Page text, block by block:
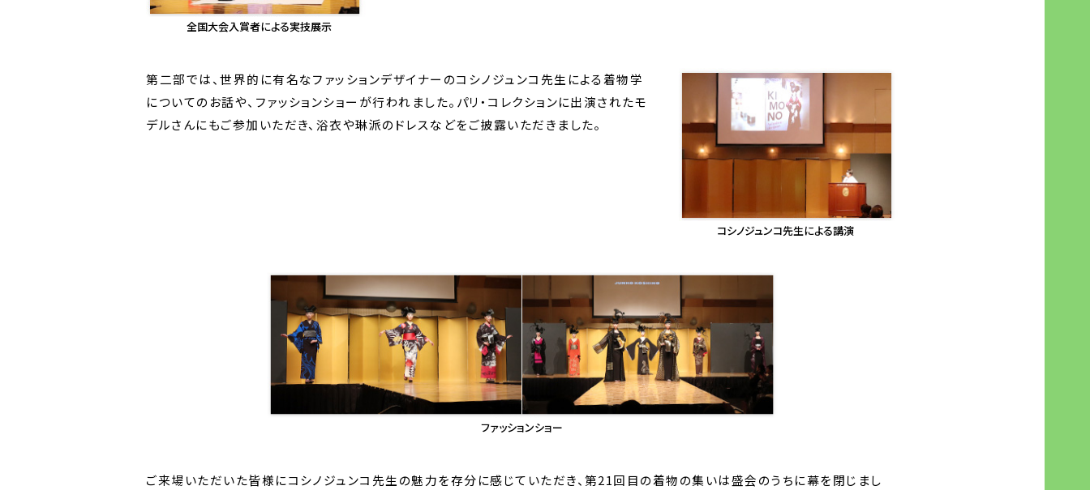
全国大会入賞者による実技展示
第二部では、世界的に有名なファッションデザイナーのコシノジュンコ先生による着物学
についてのお話や、ファッションショーが行われました。パリ・コレクションに出演されたモ
デルさんにもご参加いただき、浴衣や琳派のドレスなどをご披露いただきました。
コシノジュンコ先生による講演
ファッションショー
ご来場いただいた皆様にコシノジュンコ先生の魅力を存分に感じていただき、第21回目の着物の集いは盛会のうちに幕を閉じまし